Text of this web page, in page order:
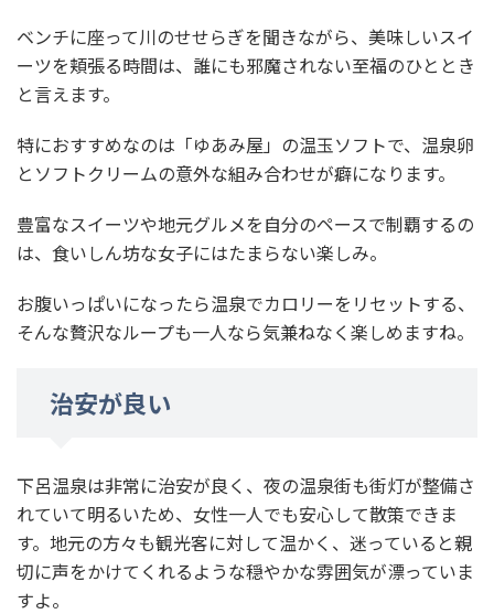
ベンチに座って川のせせらぎを聞きながら、美味しいスイ
ーツを頬張る時間は、誰にも邪魔されない至福のひととき
と言えます。
特におすすめなのは「ゆあみ屋」の温玉ソフトで、温泉卵
とソフトクリームの意外な組み合わせが癖になります。
豊富なスイーツや地元グルメを自分のペースで制覇するの
は、食いしん坊な女子にはたまらない楽しみ。
お腹いっぱいになったら温泉でカロリーをリセットする、
そんな贅沢なループも一人なら気兼ねなく楽しめますね。
治安が良い
下呂温泉は非常に治安が良く、夜の温泉街も街灯が整備さ
れていて明るいため、女性一人でも安心して散策できま
す。地元の方々も観光客に対して温かく、迷っていると親
切に声をかけてくれるような穏やかな雰囲気が漂っていま
すよ。